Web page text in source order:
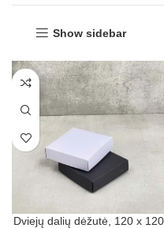
Show sidebar
Dviejų dalių dėžutė, 120 x 120